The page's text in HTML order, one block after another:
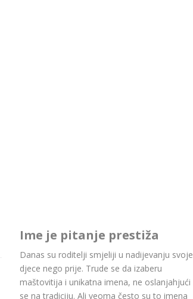
Ime je pitanje prestiža
Danas su roditelji smjeliji u nadijevanju svoje
djece nego prije. Trude se da izaberu
maštovitija i unikatna imena, ne oslanjahjući
se na tradiciju. Ali veoma često su to imena